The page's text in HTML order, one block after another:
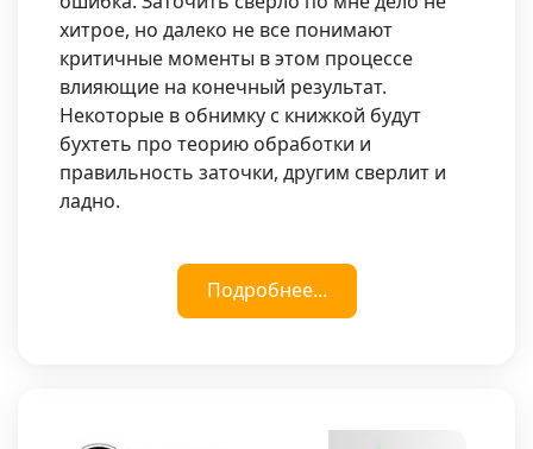
хитрое, но далеко не все понимают
критичные моменты в этом процессе
влияющие на конечный результат.
Некоторые в обнимку с книжкой будут
бухтеть про теорию обработки и
правильность заточки, другим сверлит и
ладно.
Подробнее...